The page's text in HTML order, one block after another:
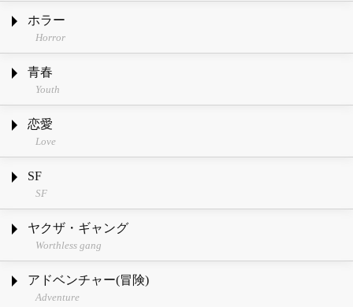
ホラー
Horror
青春
Youth
恋愛
Love
SF
SF
ヤクザ・ギャング
Worthless gang
アドベンチャー(冒険)
Adventure